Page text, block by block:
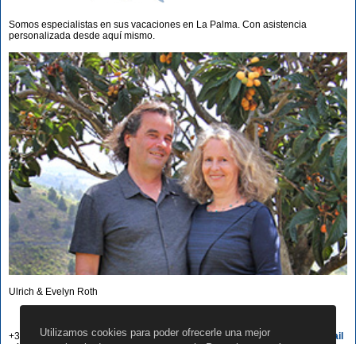
Somos especialistas en sus vacaciones en La Palma. Con asistencia
personalizada desde aquí mismo.
Ulrich & Evelyn Roth
Escribir e-mail
+34 822 68 00 89
Utilizamos cookies para poder ofrecerle una mejor